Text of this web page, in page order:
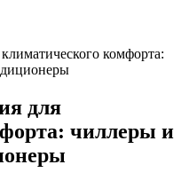
комфорта:
для
чиллеры и